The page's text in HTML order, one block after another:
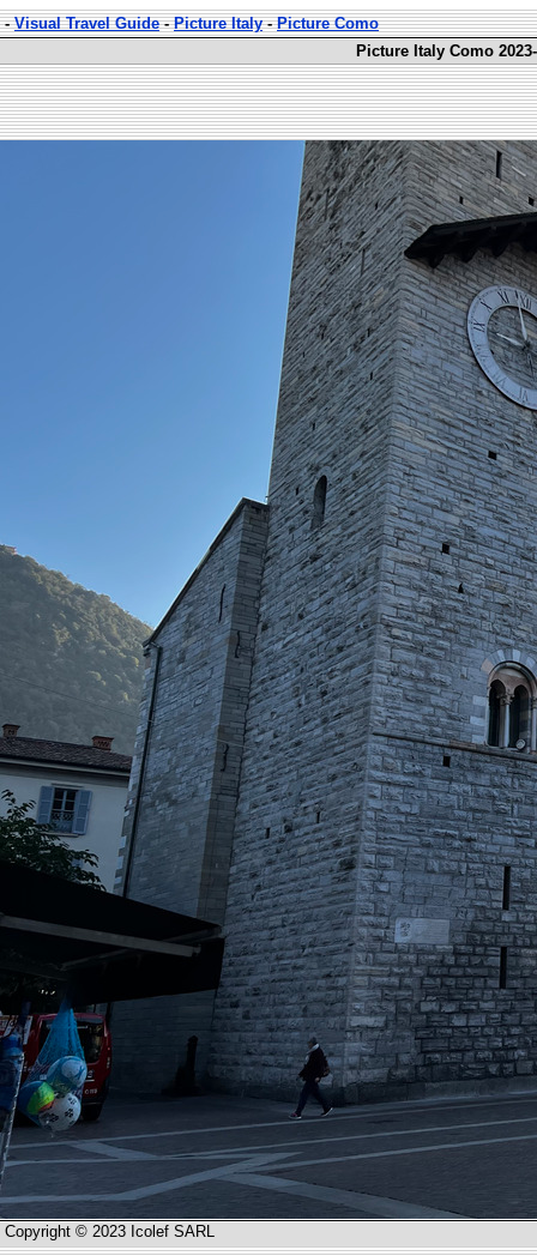
-Visual Travel Guide-Picture Italy-Picture Como
Picture Italy Como
Copyright © 2023 Icolef SARL